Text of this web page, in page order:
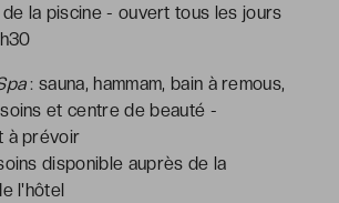
la piscine - ouvert tous les jours
: sauna, hammam, bain à remous,
et centre de beauté -
à prévoir
disponible auprès de la
l'hôtel